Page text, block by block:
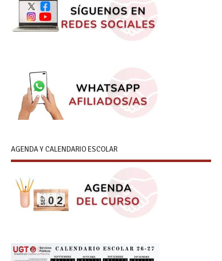
AGENDA Y CALENDARIO ESCOLAR